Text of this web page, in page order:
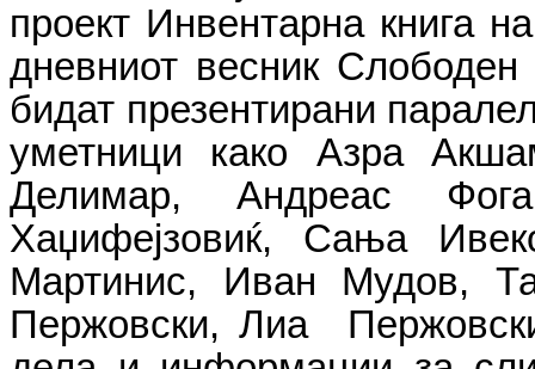
проект Инвентарна книга
дневниот весник
бидат презентирани
уметници како Азра
Делимар, Андреас
Хаџифејзовиќ, Сања
Мартинис, Иван Мудов,
Пержовски, Лиа